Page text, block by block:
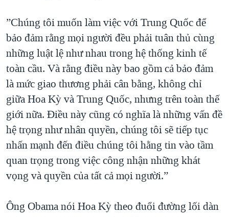
”Chúng tôi muốn làm việc với Trung Quốc để
bảo đảm rằng mọi người đều phải tuân thủ cùng
những luật lệ như nhau trong hệ thống kinh tế
toàn cầu. Và rằng điều này bao gồm cả bảo đảm
là mức giao thương phải cân bằng, không chỉ
giữa Hoa Kỳ và Trung Quốc, nhưng trên toàn thế
giới nữa. Điều này cũng có nghĩa là những vấn đề
hệ trọng như nhân quyền, chúng tôi sẽ tiếp tục
nhấn mạnh đến điều chúng tôi hằng tin vào tầm
quan trọng trong việc công nhận những khát
vọng và quyền của tất cả mọi người.”
Ông Obama nói Hoa Kỳ theo đuổi đường lối dàn